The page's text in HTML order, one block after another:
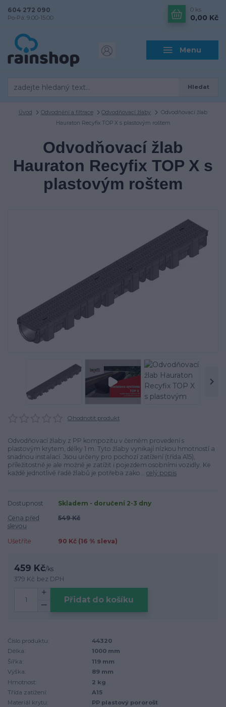
Menu
Hledat
604 272 090
Po-Pá: 9.00-15.00
0 ks
0,00 Kč
Úvod Odvodnění a filtrace Odvodňovací žlaby
Odvodňovací žlab
Hauraton Recyfix TOP X s plastovým roštem
Odvodňovací žlab
Hauraton Recyfix TOP X s
plastovým roštem
Ohodnotit produkt
Odvodňovací žlaby z PP kompozitu v černém provedení s
plastovým krytem, délky 1 m. Tyto žlaby vynikají nízkou hmotností a
snadnou instalací. Jsou určeny pro pochozí zatížení (třída A15),
příležitostně je ale možné je zatížit i pojezdem osobními vozidly. Ke
každé jednotlivé řadě žlabů je potřeba zako... celý popis
Dostupnost
Skladem - doručení 2-3 dny
Cena před
slevou
549 Kč
Ušetříte 90 Kč (16 % sleva)
459 Kč/ks
379 Kč bez DPH
Přidat do košíku
Číslo produktu:
44320
Délka:
1000 mm
Šířka:
119 mm
Výška:
89 mm
Hmotnost:
2 kg
Třída zatížení:
A15
Materiál krytu:
PP plastový pororošt